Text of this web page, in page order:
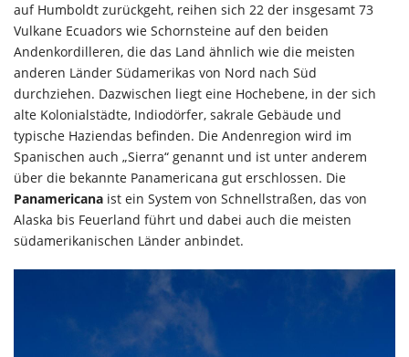
auf Humboldt zurückgeht, reihen sich 22 der insgesamt 73
Vulkane Ecuadors wie Schornsteine auf den beiden
Andenkordilleren, die das Land ähnlich wie die meisten
anderen Länder Südamerikas von Nord nach Süd
durchziehen. Dazwischen liegt eine Hochebene, in der sich
alte Kolonialstädte, Indiodörfer, sakrale Gebäude und
typische Haziendas befinden. Die Andenregion wird im
Spanischen auch „Sierra“ genannt und ist unter anderem
über die bekannte Panamericana gut erschlossen. Die
Panamericana ist ein System von Schnellstraßen, das von
Alaska bis Feuerland führt und dabei auch die meisten
südamerikanischen Länder anbindet.